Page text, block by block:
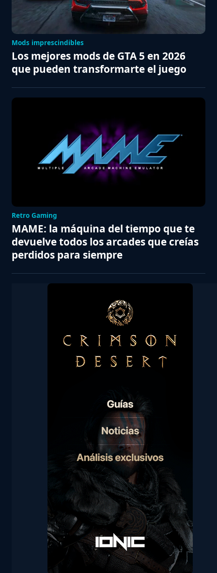
Mods imprescindibles
Los mejores mods de GTA 5 en 2026
que pueden transformarte el juego
Retro Gaming
MAME: la máquina del tiempo que te
devuelve todos los arcades que creías
perdidos para siempre